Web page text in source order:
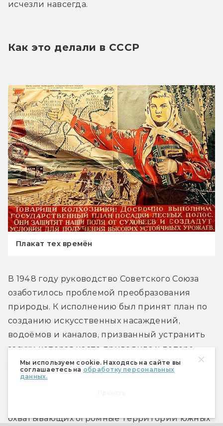
Мы используем cookie. Находясь на сайте вы
соглашаетесь на обработку персональных
данных.
исчезли навсегда.
Как это делали в СССР
Плакат тех времён
В 1948 году руководство Советского Союза
озаботилось проблемой преобразования
природы. К исполнению был принят план по
созданию искусственных насаждений,
водоёмов и каналов, призванный устранить
засуху, которая часто приводила к потере
урожая и голоду. Центральной частью плана
было создание глобальной сети лесных полос
охватывающих огромные территории южных